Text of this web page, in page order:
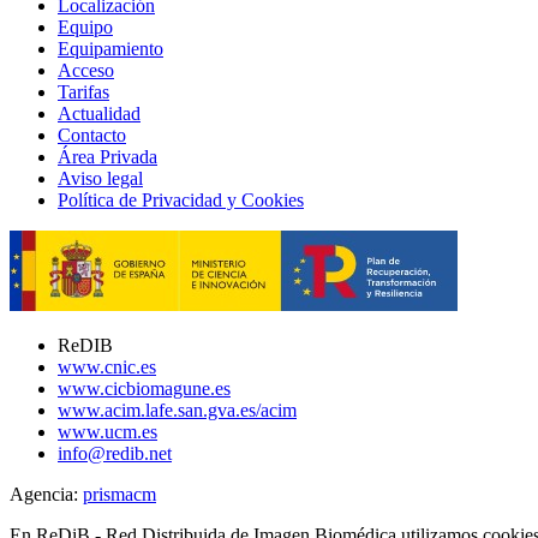
Localización
Equipo
Equipamiento
Acceso
Tarifas
Actualidad
Contacto
Área Privada
Aviso legal
Política de Privacidad y Cookies
ReDIB
www.cnic.es
www.cicbiomagune.es
www.acim.lafe.san.gva.es/acim
www.ucm.es
info@redib.net
Agencia: prismacm